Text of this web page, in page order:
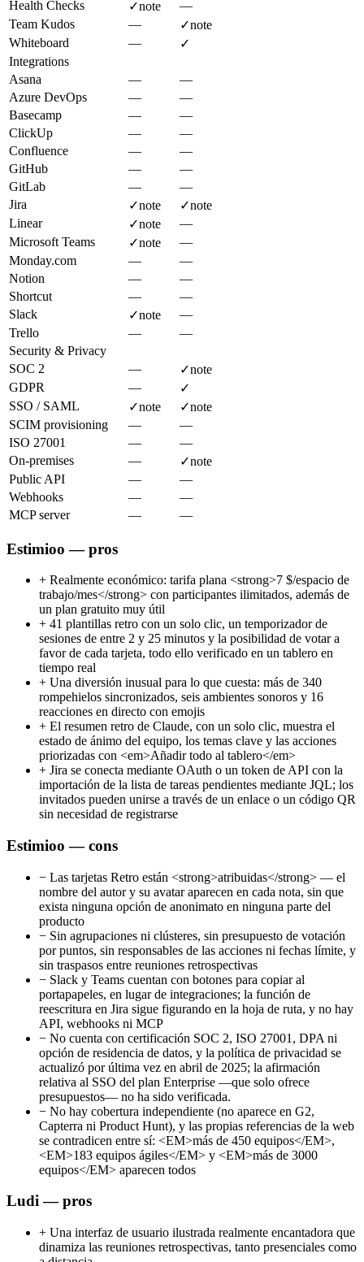
Health Checks ✓note
—
Team Kudos
— ✓note
Whiteboard
—
✓
Integrations
Asana
—
—
Azure DevOps
—
—
Basecamp
—
—
ClickUp
—
—
Confluence
—
—
GitHub
—
—
GitLab
—
—
Jira
✓note ✓note
Linear
✓note
—
Microsoft Teams
✓note
—
Monday.com
—
—
Notion
—
—
Shortcut
—
—
Slack
✓note
—
Trello
—
—
Security & Privacy
SOC 2
— ✓note
GDPR
—
✓
SSO / SAML
✓note ✓note
SCIM provisioning
—
—
ISO 27001
—
—
On-premises
— ✓note
Public API
—
—
Webhooks
—
—
MCP server
— —
Estimioo — pros
+ Realmente económico: tarifa plana <strong>7 $/espacio de
trabajo/mes</strong> con participantes ilimitados, además de
un plan gratuito muy útil
+ 41 plantillas retro con un solo clic, un temporizador de
sesiones de entre 2 y 25 minutos y la posibilidad de votar a
favor de cada tarjeta, todo ello verificado en un tablero en
tiempo real
+ Una diversión inusual para lo que cuesta: más de 340
rompehielos sincronizados, seis ambientes sonoros y 16
reacciones en directo con emojis
+ El resumen retro de Claude, con un solo clic, muestra el
estado de ánimo del equipo, los temas clave y las acciones
priorizadas con <em>Añadir todo al tablero</em>
+ Jira se conecta mediante OAuth o un token de API con la
importación de la lista de tareas pendientes mediante JQL; los
invitados pueden unirse a través de un enlace o un código QR
sin necesidad de registrarse
Estimioo — cons
− Las tarjetas Retro están <strong>atribuidas</strong> — el
nombre del autor y su avatar aparecen en cada nota, sin que
exista ninguna opción de anonimato en ninguna parte del
producto
− Sin agrupaciones ni clústeres, sin presupuesto de votación
por puntos, sin responsables de las acciones ni fechas límite, y
sin traspasos entre reuniones retrospectivas
− Slack y Teams cuentan con botones para copiar al
portapapeles, en lugar de integraciones; la función de
reescritura en Jira sigue figurando en la hoja de ruta, y no hay
API, webhooks ni MCP
− No cuenta con certificación SOC 2, ISO 27001, DPA ni
opción de residencia de datos, y la política de privacidad se
actualizó por última vez en abril de 2025; la afirmación
relativa al SSO del plan Enterprise —que solo ofrece
presupuestos— no ha sido verificada.
− No hay cobertura independiente (no aparece en G2,
Capterra ni Product Hunt), y las propias referencias de la web
se contradicen entre sí: <EM>más de 450 equipos</EM>,
<EM>183 equipos ágiles</EM> y <EM>más de 3000
equipos</EM> aparecen todos
Ludi — pros
+ Una interfaz de usuario ilustrada realmente encantadora que
dinamiza las reuniones retrospectivas, tanto presenciales como